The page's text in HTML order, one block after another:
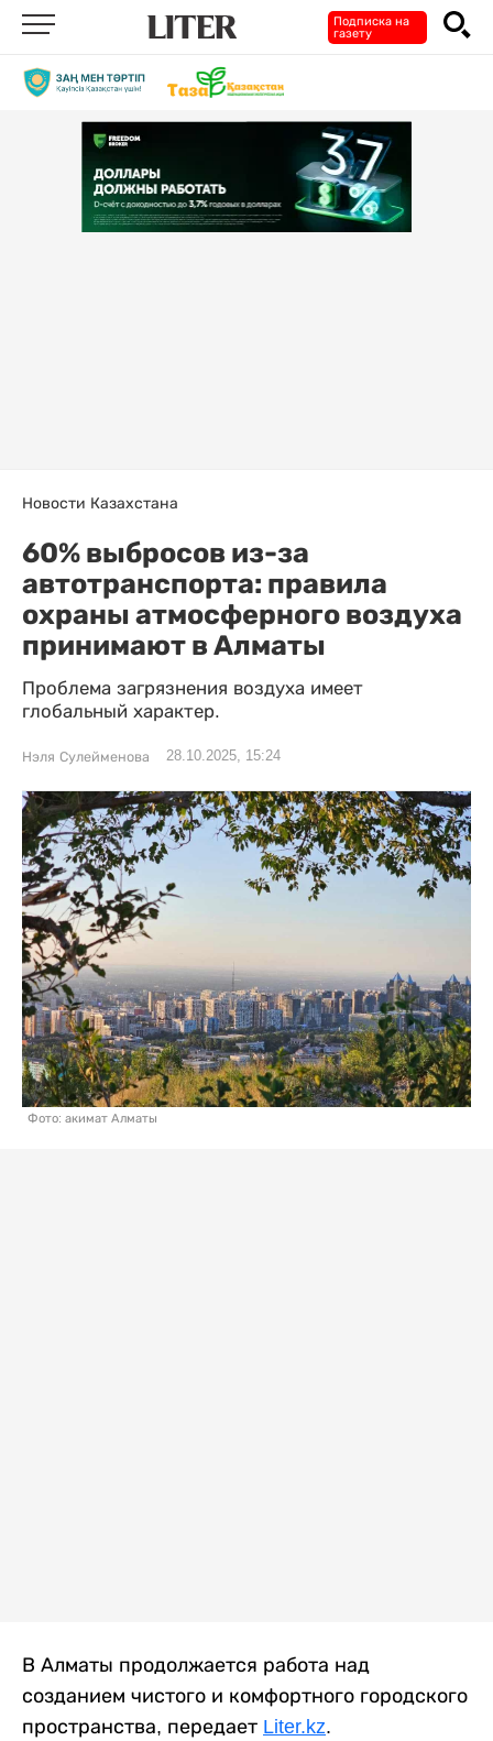
Подписка на
газету
Новости Казахстана
60% выбросов из-за
автотранспорта: правила
охраны атмосферного воздуха
принимают в Алматы
Проблема загрязнения воздуха имеет
глобальный характер.
Нэля Сулейменова 28.10.2025, 15:24
Фото: акимат Алматы
В Алматы продолжается работа над
созданием чистого и комфортного городского
пространства, передает Liter.kz.